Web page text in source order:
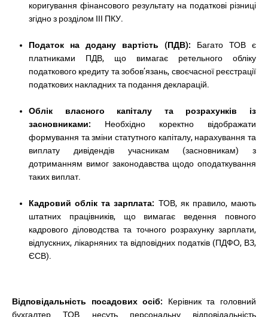
коригування фінансового результату на податкові різниці
згідно з розділом III ПКУ.
Податок на додану вартість (ПДВ): Багато ТОВ є
платниками ПДВ, що вимагає ретельного обліку
податкового кредиту та зобов’язань, своєчасної реєстрації
податкових накладних та подання декларацій.
Облік власного капіталу та розрахунків із
засновниками: Необхідно коректно відображати
формування та зміни статутного капіталу, нарахування та
виплату дивідендів учасникам (засновникам) з
дотриманням вимог законодавства щодо оподаткування
таких виплат.
Кадровий облік та зарплата: ТОВ, як правило, мають
штатних працівників, що вимагає ведення повного
кадрового діловодства та точного розрахунку зарплати,
відпускних, лікарняних та відповідних податків (ПДФО, ВЗ,
ЄСВ).
Відповідальність посадових осіб: Керівник та головний
бухгалтер ТОВ несуть персональну відповідальність